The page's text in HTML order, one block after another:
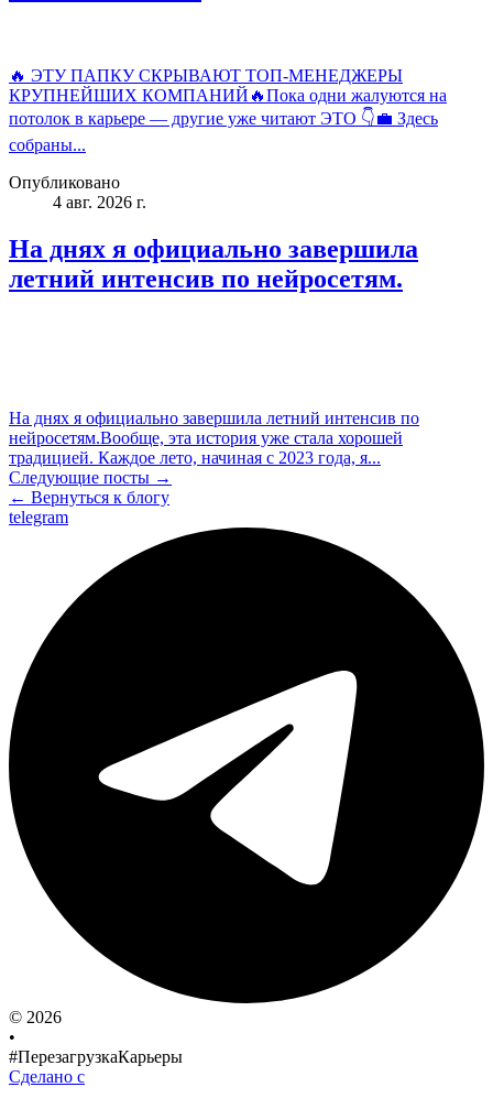
🔥 ЭТУ ПАПКУ СКРЫВАЮТ ТОП-МЕНЕДЖЕРЫ
КРУПНЕЙШИХ КОМПАНИЙ🔥Пока одни жалуются на
потолок в карьере — другие уже читают ЭТО 👇💼 Здесь
собраны...
Опубликовано
4 авг. 2026 г.
На днях я официально завершила
летний интенсив по нейросетям.
На днях я официально завершила летний интенсив по
нейросетям.Вообще, эта история уже стала хорошей
традицией. Каждое лето, начиная с 2023 года, я...
Следующие посты →
← Вернуться к блогу
telegram
© 2026
•
#ПерезагрузкаКарьеры
Сделано с